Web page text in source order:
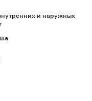
и наружных